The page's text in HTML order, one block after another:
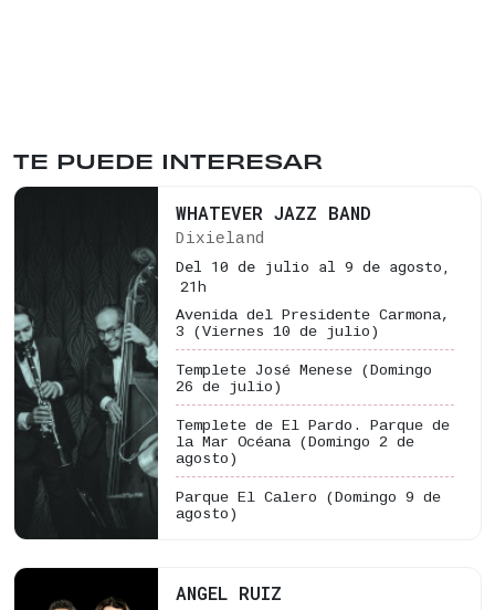
TE PUEDE INTERESAR
WHATEVER JAZZ BAND
Dixieland
Del 10 de julio al 9 de agosto,
21h
Avenida del Presidente Carmona,
3 (Viernes 10 de julio)
Templete José Menese (Domingo
26 de julio)
Templete de El Pardo. Parque de
la Mar Océana (Domingo 2 de
agosto)
Parque El Calero (Domingo 9 de
agosto)
ANGEL RUIZ